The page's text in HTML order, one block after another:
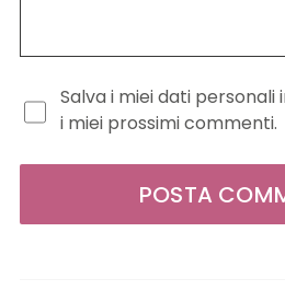
Salva i miei dati
i miei prossimi commenti.